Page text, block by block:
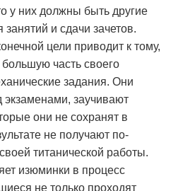
у них должны быть другие
и сдачи зачетов.
цели приводит к тому,
часть своего
задания. Они
экзаменами, заучивают
они не сохранят в
не получают по-
титанической работы.
изюминки в процесс
не только проходят